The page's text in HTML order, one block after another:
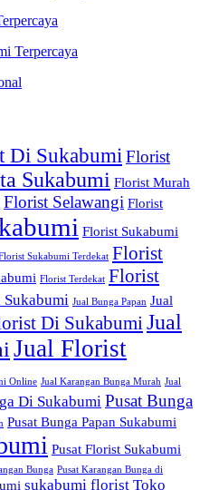
Di Sukabumi Florist
Sukabumi Florist Murah
Florist Selawangi Florist
Florist Sukabumi
Sukabumi Terdekat Florist
Florist Terdekat Florist
Sukabumi Jual Bunga Papan Jual
Di SukabumiJual
Jual Florist
Online Jual Karangan Bunga Murah Jual
Di Sukabumi Pusat Bunga
Pusat Bunga Papan Sukabumi
Pusat Florist Sukabumi
Bunga Pusat Karangan Bunga di
sukabumi florist Toko